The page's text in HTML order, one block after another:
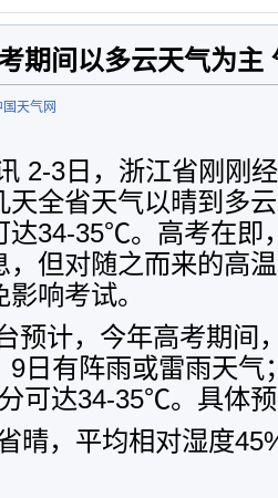
期间以多云天气为主
国天气网
2-3日，浙江省刚刚
天全省天气以晴到多
达34-35℃。高考在即
，但对随之而来的高
响考试。
预计，今年高考期间
9日有阵雨或雷雨天气
可达34-35℃。具体
晴，平均相对湿度